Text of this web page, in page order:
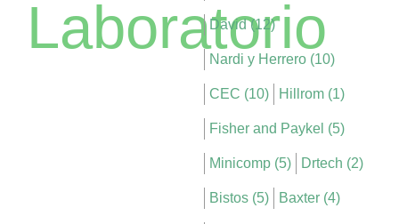
Laboratorio
David (12)
Nardi y Herrero (10)
CEC (10) Hillrom (1)
Fisher and Paykel (5)
Minicomp (5) Drtech (2)
Bistos (5) Baxter (4)